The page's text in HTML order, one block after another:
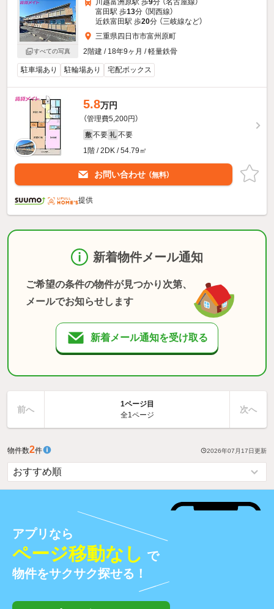
すべての写真
富田駅 歩13分 （関西線）
近鉄富田駅 歩20分 （三岐線など）
三重県四日市市富州原町
2階建 / 18年9ヶ月 / 軽量鉄骨
駐車場あり 駐輪場あり 宅配ボックス
5.8万円
（管理費5,200円）
敷 不要 礼 不要
1階 / 2DK / 54.79㎡
お問い合わせ （無料）
提供
新着物件メール通知
ご希望の条件の物件が見つかり次第、
メールでお知らせします
新着メール通知を受け取る
前へ
1ページ目
全1ページ
次へ
物件数2件 2026年07月17日更新
アプリなら
ページ移動なし で
物件をサクサク探せる！